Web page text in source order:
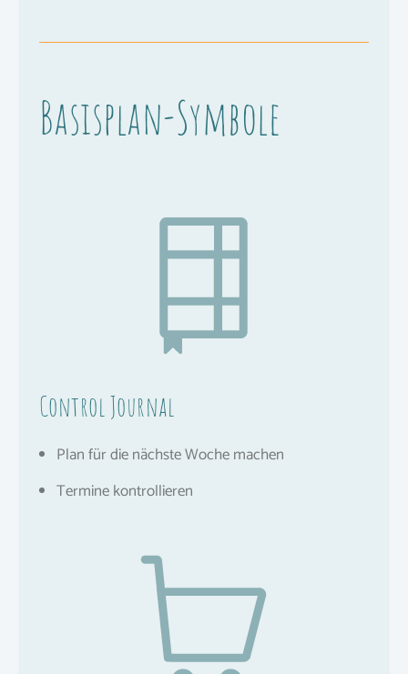
Basisplan-Symbole
Control Journal
Plan für die nächste Woche machen
Termine kontrollieren